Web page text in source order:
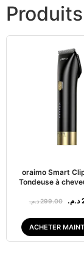
oraimo Smart
Tondeuse à
299.00د.م. د.م.
ACHETER